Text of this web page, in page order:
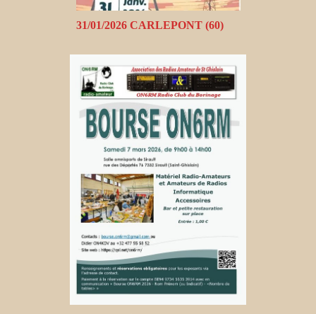
31/01/2026 CARLEPONT (60)